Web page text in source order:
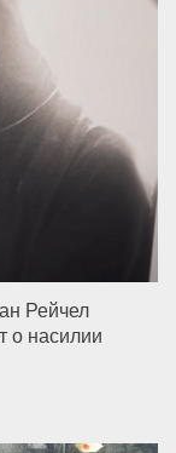
Рейчел
о насилии